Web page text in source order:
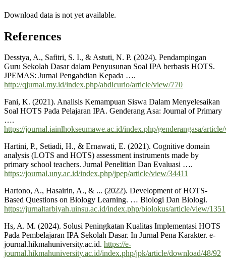
Download data is not yet available.
References
Desstya, A., Safitri, S. I., & Astuti, N. P. (2024). Pendampingan
Guru Sekolah Dasar dalam Penyusunan Soal IPA berbasis HOTS.
JPEMAS: Jurnal Pengabdian Kepada ….
http://qjurnal.my.id/index.php/abdicurio/article/view/770
Fani, K. (2021). Analisis Kemampuan Siswa Dalam Menyelesaikan
Soal HOTS Pada Pelajaran IPA. Genderang Asa: Journal of Primary
….
https://journal.iainlhokseumawe.ac.id/index.php/genderangasa/
Hartini, P., Setiadi, H., & Ernawati, E. (2021). Cognitive domain
analysis (LOTS and HOTS) assessment instruments made by
primary school teachers. Jurnal Penelitian Dan Evaluasi ….
https://journal.uny.ac.id/index.php/jpep/article/view/34411
Hartono, A., Hasairin, A., & ... (2022). Development of HOTS-
Based Questions on Biology Learning. … Biologi Dan Biologi.
https://jurnaltarbiyah.uinsu.ac.id/index.php/biolokus/article/view/1351
Hs, A. M. (2024). Solusi Peningkatan Kualitas Implementasi HOTS
Pada Pembelajaran IPA Sekolah Dasar. In Jurnal Pena Karakter. e-
journal.hikmahuniversity.ac.id. https://e-
journal.hikmahuniversity.ac.id/index.php/jpk/article/download/48/92